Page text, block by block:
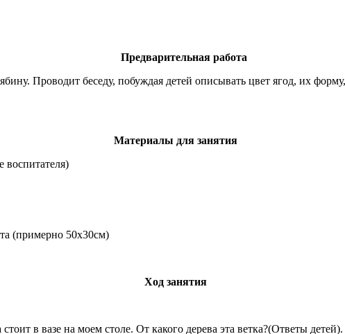
Предварительная работа
Проводит беседу, побуждая детей описывать цвет ягод, их
Материалы для занятия
(примерно 50х30см)
Ход занятия
стоит в вазе на моем столе. От какого дерева эта ветка?(Ответы